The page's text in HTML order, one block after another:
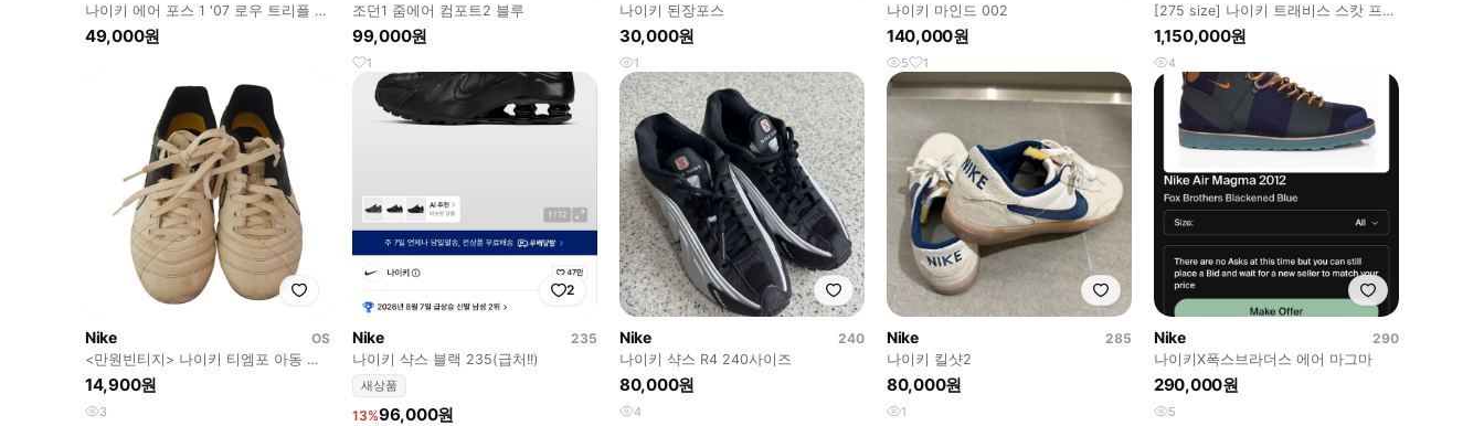
나이키 에어 포스 1 '07 로우 트리플 블
랙 230
49,000원
조던1 줌에어 컴포트2 블루
99,000원
1
나이키 된장포스
30,000원
1
나이키 마인드 002
140,000원
5 1
[275 size] 나이키 트래비스 스캇 프라
그먼트 스니커즈
1,150,000원
4
Nike
OS
<만원빈티지> 나이키 티엠포 아동 축
구화 200
14,900원
3
2
Nike
235
나이키 샥스 블랙 235(급처!!)
새상품
13%96,000원
Nike
240
나이키 샥스 R4 240사이즈
80,000원
4
Nike
285
나이키 킬샷2
80,000원
1
Nike
290
나이키X폭스브라더스 에어 마그마
290,000원
5